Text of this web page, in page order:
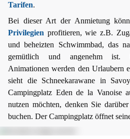
Tarifen.
Bei dieser Art der Anmietung
Privilegien profitieren, wie z.B.
und beheizten Schwimmbad, das
gemütlich und angenehm ist.
Animationen werden den Urlaubern
sieht die Schneekarawane in
Campingplatz Eden de la Vanoise
nutzen möchten, denken Sie
buchen. Der Campingplatz öffnet